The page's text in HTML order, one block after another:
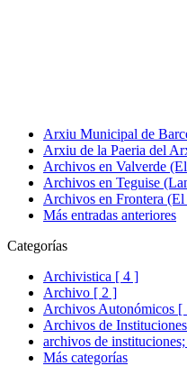
Arxiu Municipal de
Arxiu de la Paeria del
Archivos en Valverde
Archivos en Teguise
Archivos en Frontera
Más entradas anteriores
Categorías
Archivistica [ 4 ]
Archivo [ 2 ]
Archivos Autonómicos [
Archivos de
archivos de
Más categorías